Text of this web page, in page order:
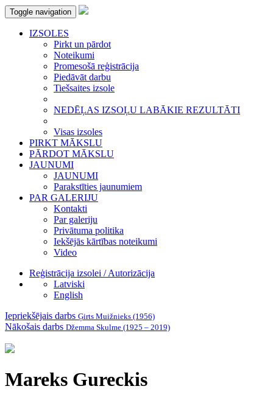
Toggle navigation
IZSOLES
Pirkt un pārdot
Noteikumi
Promesošā reģistrācija
Piedāvāt darbu
Tiešsaites izsole
NEDĒĻAS IZSOĻU LABĀKIE REZULTĀTI
Visas izsoles
PIRKT MĀKSLU
PĀRDOT MĀKSLU
JAUNUMI
JAUNUMI
Parakstīties jaunumiem
PAR GALERIJU
Kontakti
Par galeriju
Privātuma politika
Iekšējās kārtības noteikumi
Video
Reģistrācija izsolei / Autorizācija
Latviski
English
Iepriekšējais darbs Ģirts Muižnieks (1956)
Nākošais darbs Džemma Skulme (1925 – 2019)
Mareks Gureckis